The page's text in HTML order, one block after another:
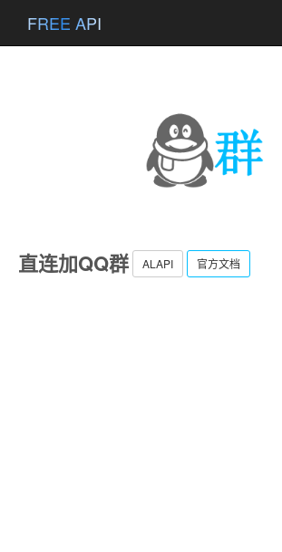
FREE API
直连加QQ群 ALAPI 官方文档